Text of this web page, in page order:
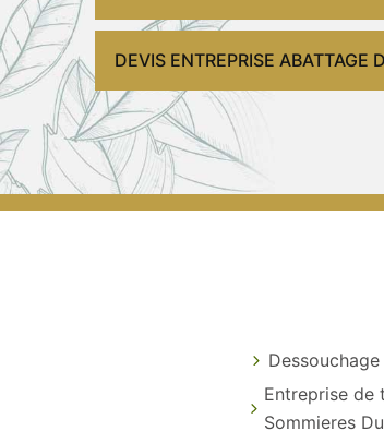
DEVIS ENTREPRISE ABATTAGE
Entreprise de
Sommieres